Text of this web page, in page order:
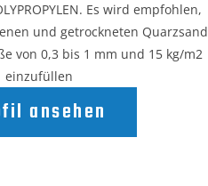
Es wird empfohlen,
und getrockneten Quarzsand
von 0,3 bis 1 mm und 15 kg/m2
einzufüllen
ansehen